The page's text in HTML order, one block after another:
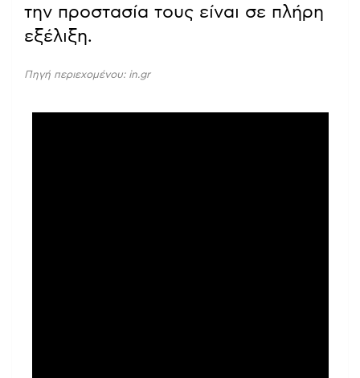
την προστασία τους είναι σε πλήρη
εξέλιξη.
Πηγή περιεχομένου: in.gr